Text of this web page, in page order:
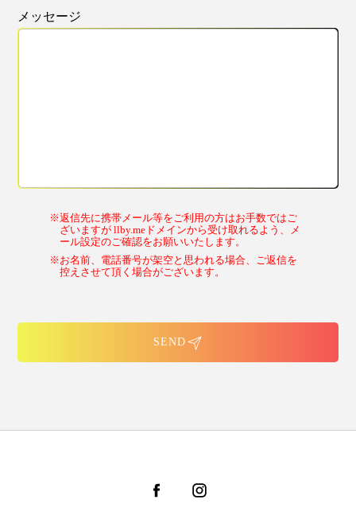
メッセージ
※返信先に携帯メール等をご利用の方はお手数ではご
ざいますが llby.meドメインから受け取れるよう、メ
ール設定のご確認をお願いいたします。
※お名前、電話番号が架空と思われる場合、ご返信を
控えさせて頂く場合がございます。
SEND